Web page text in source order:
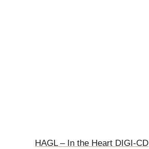
HAGL – In the Heart DIGI-CD